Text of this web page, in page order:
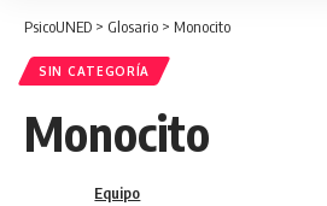
PsicoUNED > Glosario > Monocito
SIN CATEGORÍA
Monocito
Equipo